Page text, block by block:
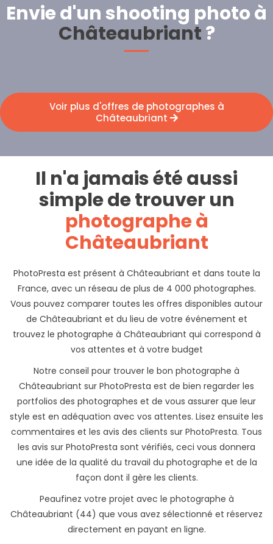
Envie d'un shooting photo à
Châteaubriant?
Voir plus d'offres de photographes à
Châteaubriant
Il n'a jamais été aussi
simple de trouver un
photographe à
Châteaubriant
PhotoPresta est présent à Châteaubriant et dans toute la
France, avec un réseau de plus de 4 000 photographes.
Vous pouvez comparer toutes les offres disponibles autour
de Châteaubriant et du lieu de votre événement et
trouvez le photographe à Châteaubriant qui correspond à
vos attentes et à votre budget
Notre conseil pour trouver le bon photographe à
Châteaubriant sur PhotoPresta est de bien regarder les
portfolios des photographes et de vous assurer que leur
style est en adéquation avec vos attentes. Lisez ensuite les
commentaires et les avis des clients sur PhotoPresta. Tous
les avis sur PhotoPresta sont vérifiés, ceci vous donnera
une idée de la qualité du travail du photographe et de la
façon dont il gère les clients.
Peaufinez votre projet avec le photographe à
Châteaubriant (44) que vous avez sélectionné et réservez
directement en payant en ligne.